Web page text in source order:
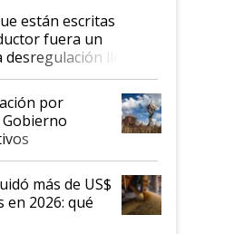
están escritas
fuera un
llegó
y hasta se
al IPCVA
por
más de US$
en 2026: qué